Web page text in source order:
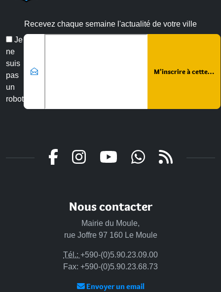
Recevez chaque semaine l'actualité de votre ville
Je
ne
suis
pas
un
robot
Veuillez laisser ce champ vide :
Email
Nous contacter
Mairie du Moule,
rue Joffre 97 160 Le Moule
Tél.: +590-(0)5.90.23.09.00
Fax: +590-(0)5.90.23.68.73
Envoyer un email